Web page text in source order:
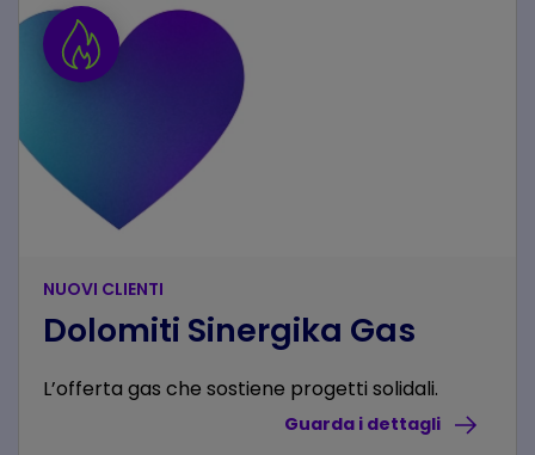
NUOVI CLIENTI
Dolomiti Sinergika Gas
L’offerta gas che sostiene progetti solidali.
Guarda i dettagli